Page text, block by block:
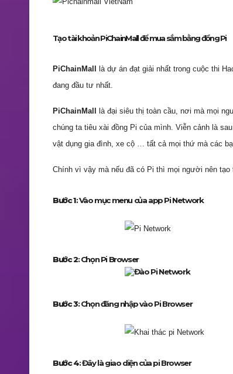
Tạo tài khoản PiChainMall để mua sắm bằng đồng Pi
PiChainMall là dự án đạt giải nhất trong cuộc thi
đang đầu tư nhất.
PiChainMall
là đại siêu thị toàn cầu, nơi mà mọi
chúng ta tiêu xài đồng Pi của mình. Viễn cảnh là
vật dụng gia đình, xe cộ … tất cả mọi thứ mà các
Chính vì vậy mà nếu đã có Pi thì mọi người nên tạo
Bước 1: Vào mục menu của app Pi Network
Bước 2: Chọn Pi Browser
Bước 3: Chọn đăng nhập vào Pi Browser
Bước 4: Đây là giao diện của pi Browser